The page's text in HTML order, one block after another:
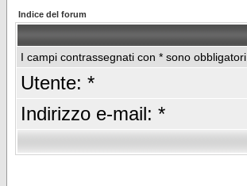
Indice del forum
I campi contrassegnati con * sono obbligatori
Utente: *
Indirizzo e-mail: *